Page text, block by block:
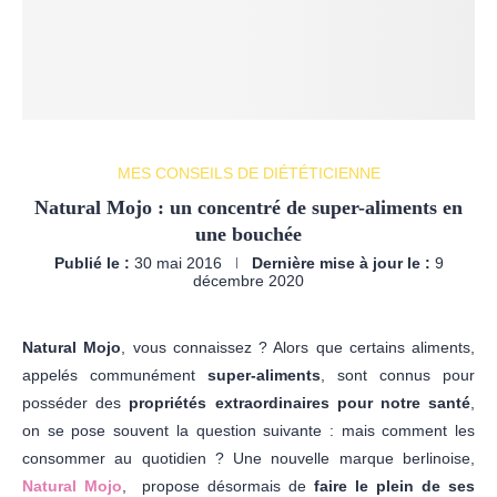
MES CONSEILS DE DIÉTÉTICIENNE
Natural Mojo : un concentré de super-aliments en
une bouchée
Publié le : 30 mai 2016 Dernière mise à jour le : 9
décembre 2020
Natural Mojo , vous connaissez ? Alors que certains aliments,
appelés communément super-aliments , sont connus pour
posséder des propriétés extraordinaires pour notre santé
on se pose souvent la question suivante : mais comment les
consommer au quotidien ? Une nouvelle marque berlinoise,
Natural Mojo propose désormais de faire le plein de ses